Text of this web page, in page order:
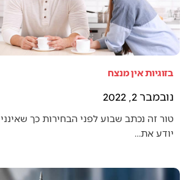
בזוגיות אין מנצח
נובמבר 2, 2022
טור זה נכתב שבוע לפני הבחירות כך שאינני
יודע את…